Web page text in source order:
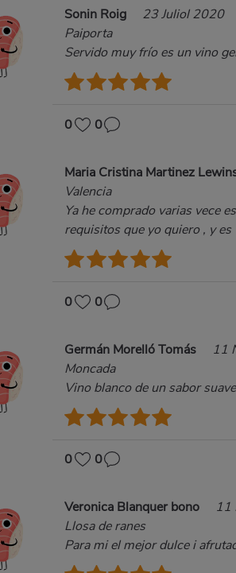
Sonin Roig
23 Juliol 2020
Paiporta
Servido muy frío es un vino
0 0
Maria Cristina Martinez
Valencia
Ya he comprado varias vece
requisitos que yo quiero , y
0 0
Germán Morelló Tomás
11
Moncada
Vino blanco de un sabor
0 0
Veronica Blanquer bono
11
Llosa de ranes
Para mi el mejor dulce i